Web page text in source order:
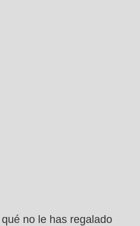
no le has regalado